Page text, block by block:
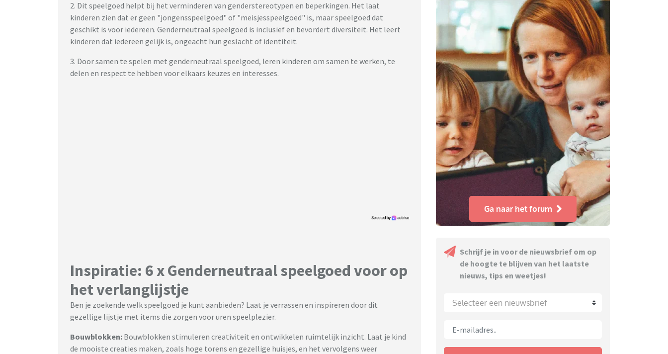
2. Dit speelgoed helpt bij het verminderen van genderstereotypen en beperkingen. Het laat
kinderen zien dat er geen "jongensspeelgoed" of "meisjesspeelgoed" is, maar speelgoed dat
geschikt is voor iedereen. Genderneutraal speelgoed is inclusief en bevordert diversiteit. Het leert
kinderen dat iedereen gelijk is, ongeacht hun geslacht of identiteit.
3. Door samen te spelen met genderneutraal speelgoed, leren kinderen om samen te werken, te
delen en respect te hebben voor elkaars keuzes en interesses.
Inspiratie: 6 x Genderneutraal speelgoed voor op
het verlanglijstje
Ben je zoekende welk speelgoed je kunt aanbieden? Laat je verrassen en inspireren door dit
gezellige lijstje met items die zorgen voor uren speelplezier.
Bouwblokken: Bouwblokken stimuleren creativiteit en ontwikkelen ruimtelijk inzicht. Laat je kind
de mooiste creaties maken, zoals hoge torens en gezellige huisjes, en het vervolgens weer
Ga naar het forum
Schrijf je in voor de nieuwsbrief om op
de hoogte te blijven van het laatste
nieuws, tips en weetjes!
Selecteer een nieuwsbrief